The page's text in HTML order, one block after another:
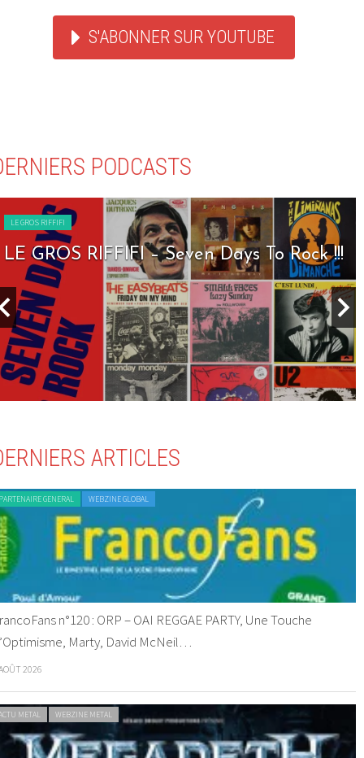
S'ABONNER SUR YOUTUBE
PODCASTS
LE GROS RIFFIFI
LE GROS RIFFIFI – Seven Days To Rock !!!
ARTICLES
GENERAL WEBZINE GLOBAL
n°120 : ORP – OAI REGGAE PARTY, Une Touche
Marty, David McNeil…
2026
METAL WEBZINE METAL